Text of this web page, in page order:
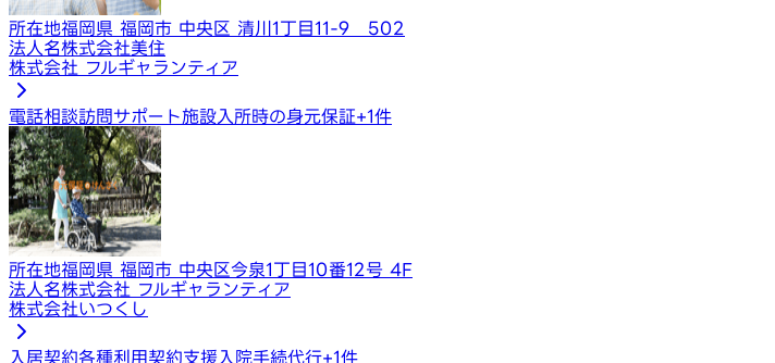
所在地福岡県 福岡市 中央区 清川1丁目11-9 502
法人名株式会社美住
株式会社 フルギャランティア
電話相談訪問サポート施設入所時の身元保証+1件
所在地福岡県 福岡市 中央区今泉1丁目10番12号 4F
法人名株式会社 フルギャランティア
株式会社いつくし
入居契約​​​各種利用契約支援入院手続代行+1件